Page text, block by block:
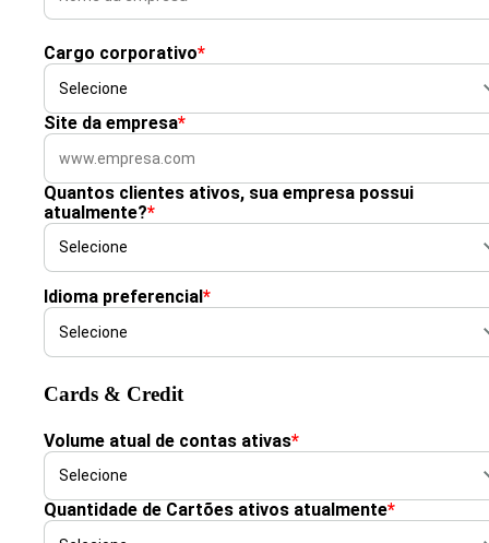
Cargo corporativo*
Site da empresa*
Quantos clientes ativos, sua empresa possui
atualmente?*
Idioma preferencial *
Cards & Credit
Volume atual de contas ativas*
Quantidade de Cartões ativos atualmente*